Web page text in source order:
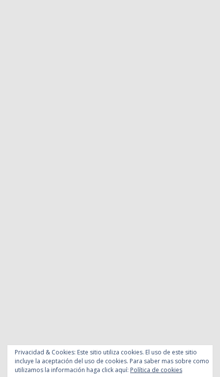
Privacidad & Cookies: Este sitio utiliza cookies. El uso de este sitio
incluye la aceptación del uso de cookies. Para saber mas sobre como
utilizamos la información haga click aquí: Política de cookies